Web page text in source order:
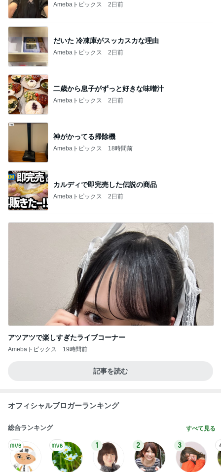
Amebaトピックス 2日前
だいた 冷凍庫がスッカスカな理由
Amebaトピックス 2日前
二歳から息子がずっと好きな味噌汁
Amebaトピックス 2日前
神がかってる掃除機
Amebaトピックス 18時間前
カルディで即完売した伝説の商品
Amebaトピックス 2日前
アツアツで楽しすぎたライブコーナー
Amebaトピックス 19時間前
記事を読む
オフィシャルブロガーランキング
総合ランキング すべて見る
1 2 3